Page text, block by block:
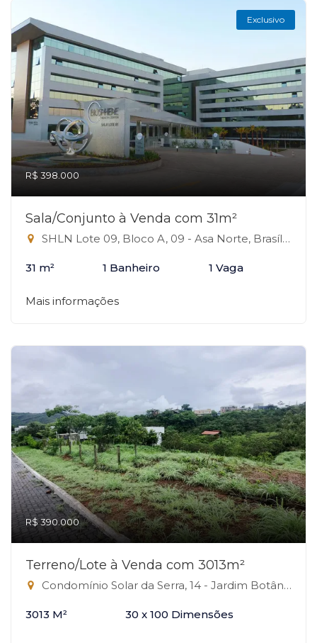
Exclusivo
R$ 398.000
Sala/Conjunto à Venda com 31m²
SHLN Lote 09, Bloco A, 09 - Asa Norte, Brasília-DF
31 m² 1 Banheiro 1 Vaga
Mais informações
R$ 390.000
Terreno/Lote à Venda com 3013m²
Condomínio Solar da Serra, 14 - Jardim Botânico, Brasília-DF
3013 M² 30 x 100 Dimensões